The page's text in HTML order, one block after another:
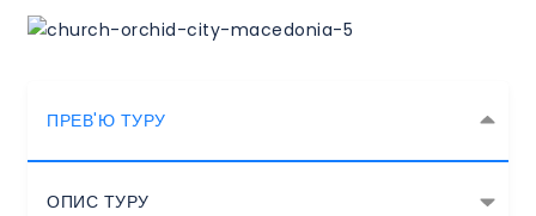
ПРЕВ'Ю ТУРУ
ОПИС ТУРУ